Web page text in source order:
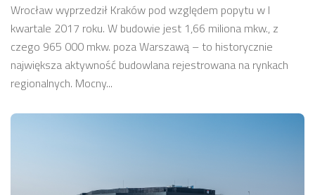
Wrocław wyprzedził Kraków pod względem popytu w I
kwartale 2017 roku. W budowie jest 1,66 miliona mkw., z
czego 965 000 mkw. poza Warszawą – to historycznie
największa aktywność budowlana rejestrowana na rynkach
regionalnych. Mocny...